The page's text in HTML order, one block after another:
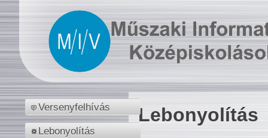
Versenyfelhívás
Lebonyolítás
Lebonyolítás